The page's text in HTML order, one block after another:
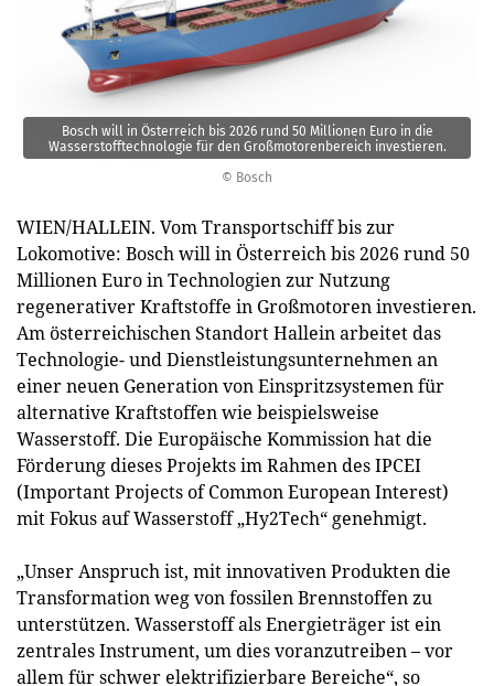
© Bosch
Bosch will in Österreich bis 2026 rund 50 Millionen Euro in die
Wasserstofftechnologie für den Großmotorenbereich investieren.
WIEN/HALLEIN. Vom Transportschiff bis zur
Lokomotive: Bosch will in Österreich bis 2026 rund 50
Millionen Euro in Technologien zur Nutzung
regenerativer Kraftstoffe in Großmotoren investieren.
Am österreichischen Standort Hallein arbeitet das
Technologie- und Dienstleistungsunternehmen an
einer neuen Generation von Einspritzsystemen für
alternative Kraftstoffen wie beispielsweise
Wasserstoff. Die Europäische Kommission hat die
Förderung dieses Projekts im Rahmen des IPCEI
(Important Projects of Common European Interest)
mit Fokus auf Wasserstoff „Hy2Tech“ genehmigt.
„Unser Anspruch ist, mit innovativen Produkten die
Transformation weg von fossilen Brennstoffen zu
unterstützen. Wasserstoff als Energieträger ist ein
zentrales Instrument, um dies voranzutreiben – vor
allem für schwer elektrifizierbare Bereiche“, so